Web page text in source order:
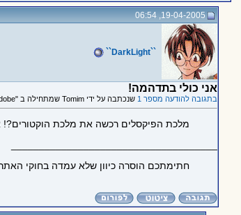
19-04-2005, 06:54
``DarkLight``
אני כולי בתדהמה!
בתגובה להודעה מספר 1 שנכתבה על ידי Tomim שמתחילה ב "Adobe רכשה את Macromedia"
מלכת הפיקסלים רכשה את מלכת הוקטורים?!
חתימתכם הוסרה כיוון שלא עמדה בחוקי